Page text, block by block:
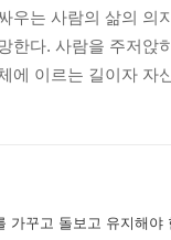
우는 사람의 삶의 의
한다. 사람을 주저앉
에 이르는 길이자 자
돌보고 유지해야 한다, 우리는 함께